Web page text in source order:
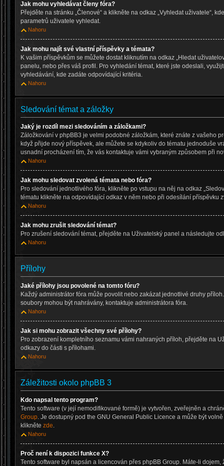
Jak mohu vyhledávat členy fóra?
Přejděte na stránku „Členové“ a klikněte na odkaz „Vyhledat uživatele“,
parametrů uživatele vyhledat.
Nahoru
Jak mohu najít své vlastní příspěvky a témata?
K vašim příspěvkům se můžete dostat kliknutím na odkaz „Hledat
panelu, nebo přes váš profil. Pro vyhledání témat, které jste odeslali,
vyhledávání, kde zadáte odpovídající kritéria.
Nahoru
Sledování témat a záložky
Jaký je rozdíl mezi sledováním a záložkami?
Záložkování v phpBB3 je velmi podobné záložkám, které znáte z vašeho
když přijde nový příspěvek, ale můžete se kdykoliv do tématu jednoduše
usnadní procházení tím, že vás kontaktuje vámi vybraným způsobem při
Nahoru
Jak mohu sledovat zvolená témata nebo fóra?
Pro sledování jednotlivého fóra, klikněte po vstupu na něj na odkaz
tématu klikněte na odpovídající odkaz v něm nebo při odesílání příspěvku
Nahoru
Jak mohu zrušit sledování témat?
Pro zrušení sledování témat, přejděte na Uživatelský panel a následujte
Nahoru
Přílohy
Jaké přílohy jsou povolené na tomto fóru?
Každý administrátor fóra může povolit nebo zakázat jednotlivé druhy
soubory mohou být nahrávány, kontaktuje administrátora fóra.
Nahoru
Jak si mohu zobrazit všechny své přílohy?
Pro zobrazení kompletního seznamu vámi nahraných příloh, přejděte na
odkazy do části s přílohami.
Nahoru
Záležitosti okolo phpBB 3
Kdo napsal tento program?
Tento software (v její nemodifikované formě) je vytvořen, zveřejněn a
Group. Je dostupný pod the GNU General Public Licence a může být
klikněte zde.
Nahoru
Proč není k dispozici funkce X?
Tento software byl napsán a licencován přes phpBB Group. Máte-li